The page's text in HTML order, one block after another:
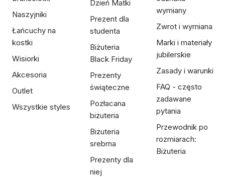
Naszyjniki
Łańcuchy na
kostki
Wisiorki
Akcesoria
Outlet
Wszystkie styles
Dzień Matki
Prezent dla
studenta
Biżuteria
Black Friday
Prezenty
świąteczne
Pozłacana
biżuteria
Biżuteria
srebrna
Prezenty dla
niej
wymiany
Zwrot i wymiana
Marki i materiały
jubilerskie
Zasady i warunki
FAQ - często
zadawane
pytania
Przewodnik po
rozmiarach:
Biżuteria